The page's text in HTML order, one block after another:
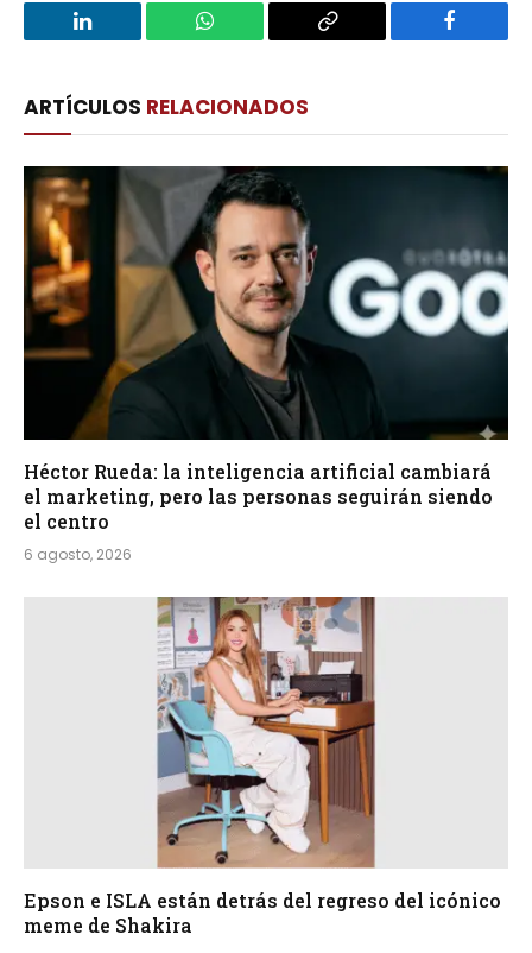
LinkedIn WhatsApp
Copy
Facebook
ARTÍCULOS RELACIONADOS
Héctor Rueda: la inteligencia artificial cambiará
el marketing, pero las personas seguirán siendo
el centro
6 agosto, 2026
Epson e ISLA están detrás del regreso del icónico
meme de Shakira